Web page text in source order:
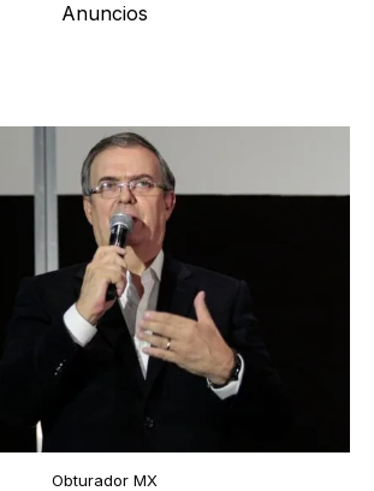
Anuncios
Obturador MX